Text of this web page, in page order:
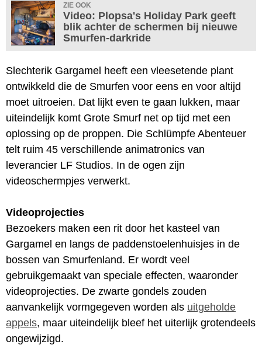
ZIE OOK
Video: Plopsa's Holiday Park geeft
blik achter de schermen bij nieuwe
Smurfen-darkride
Slechterik Gargamel heeft een vleesetende plant
ontwikkeld die de Smurfen voor eens en voor altijd
moet uitroeien. Dat lijkt even te gaan lukken, maar
uiteindelijk komt Grote Smurf net op tijd met een
oplossing op de proppen. Die Schlümpfe Abenteuer
telt ruim 45 verschillende animatronics van
leverancier LF Studios. In de ogen zijn
videoschermpjes verwerkt.
Videoprojecties
Bezoekers maken een rit door het kasteel van
Gargamel en langs de paddenstoelenhuisjes in de
bossen van Smurfenland. Er wordt veel
gebruikgemaakt van speciale effecten, waaronder
videoprojecties. De zwarte gondels zouden
aanvankelijk vormgegeven worden als uitgeholde
appels, maar uiteindelijk bleef het uiterlijk grotendeels
ongewijzigd.